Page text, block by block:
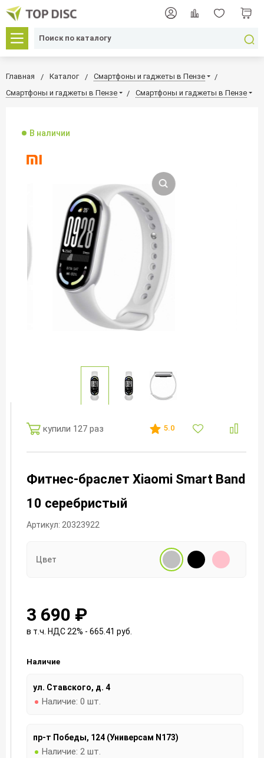
Главная Каталог
Смартфоны и гаджеты в Пензе
Смартфоны и гаджеты в Пензе
Смартфоны и гаджеты в Пензе
В наличии
купили 127 раз 5.0
Фитнес-браслет Xiaomi Smart Band
10 серебристый
Артикул: 20323922
Цвет
3 690 ₽
в т.ч. НДС 22% - 665.41 руб.
Наличие
ул. Ставского, д. 4
Наличие: 0 шт.
пр-т Победы, 124 (Универсам N173)
Наличие: 2 шт.